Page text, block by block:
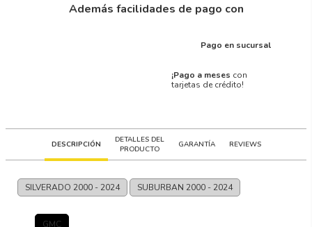
Además facilidades de pago con
Pago en sucursal
¡Pago a meses con
tarjetas de crédito!
DESCRIPCIÓN
DETALLES DEL
PRODUCTO
GARANTÍA REVIEWS
SILVERADO 2000 - 2024 SUBURBAN 2000 - 2024
GMC